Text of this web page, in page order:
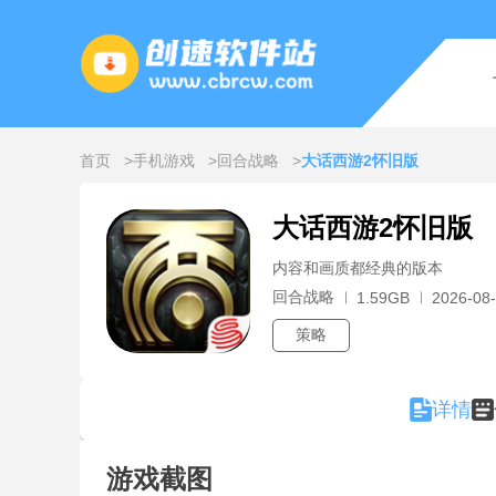
首页 手机游戏 回合战略 大话西游2怀旧版
大话西游2怀旧版
内容和画质都经典的版本
回合战略
1.59GB 2026-
策略
详情
游戏截图